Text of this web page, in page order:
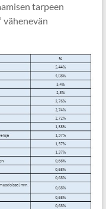
tarpeen
vähenevän